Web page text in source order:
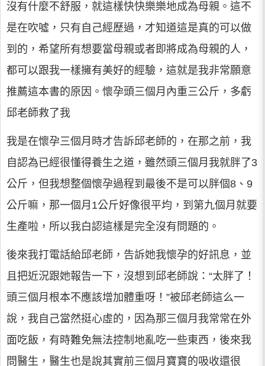
沒有什麼不舒服，就這樣快快樂樂地成為母親。這不
是在吹噓，只有自己經歷過，才知道這是真的可以做
到的，希望所有想要當母親或者即將成為母親的人，
都可以跟我一樣擁有美好的經驗，這就是我非常願意
推薦這本書的原因。懷孕頭三個月內重三公斤，多虧
邱老師救了我
我是在懷孕三個月時才告訴邱老師的，在那之前，我
自認為已經很懂得養生之道，雖然頭三個月我就胖了3
公斤，但我想整個懷孕過程到最後不是可以胖個8、9
公斤嘛，那一個月1公斤好像很平均，到第九個月就要
生產啦，所以我白認這樣是完全沒有問題的。
後來我打電話給邱老師，告訴她我懷孕的好訊息，並
且把近況跟她報告一下，沒想到邱老師說：“太胖了！
頭三個月根本不應該增加體重呀！”被邱老師這么一
說，我自己當然挺心虛的，因為那三個月我常常在外
面吃飯，有時難免無法控制地亂吃一些東西，後來我
問醫生，醫生也是說其實前三個月寶寶的吸收還很